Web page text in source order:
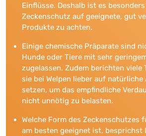
Einflüsse. Deshalb ist es
Zeckenschutz auf geeignete, gut
Produkte zu achten.
Einige chemische Präparate sind
Hunde oder Tiere mit sehr
zugelassen. Zudem berichten viele
sie bei Welpen lieber auf
setzen, um das empfindliche
nicht unnötig zu belasten.
Welche Form des Zeckenschutzes
am besten geeignet ist, besprichst